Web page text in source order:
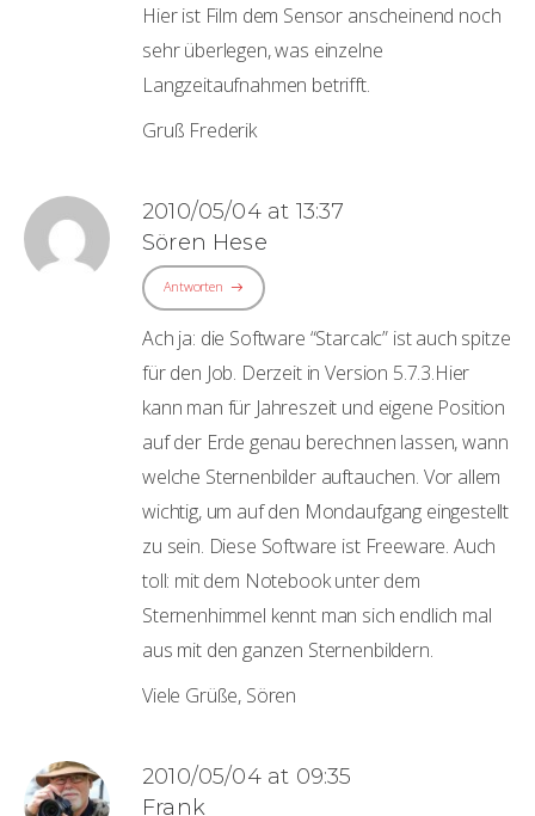
Hier ist Film dem Sensor anscheinend noch
sehr überlegen, was einzelne
Langzeitaufnahmen betrifft.
Gruß Frederik
2010/05/04 at 13:37
Sören Hese
Antworten
Ach ja: die Software “Starcalc” ist auch spitze
für den Job. Derzeit in Version 5.7.3.Hier
kann man für Jahreszeit und eigene Position
auf der Erde genau berechnen lassen, wann
welche Sternenbilder auftauchen. Vor allem
wichtig, um auf den Mondaufgang eingestellt
zu sein. Diese Software ist Freeware. Auch
toll: mit dem Notebook unter dem
Sternenhimmel kennt man sich endlich mal
aus mit den ganzen Sternenbildern.
Viele Grüße, Sören
2010/05/04 at 09:35
Frank